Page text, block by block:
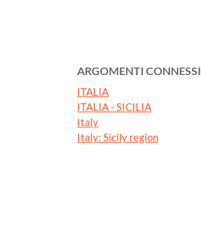
ARGOMENTI CONNESSI
ITALIA
ITALIA - SICILIA
Italy
Italy: Sicily region